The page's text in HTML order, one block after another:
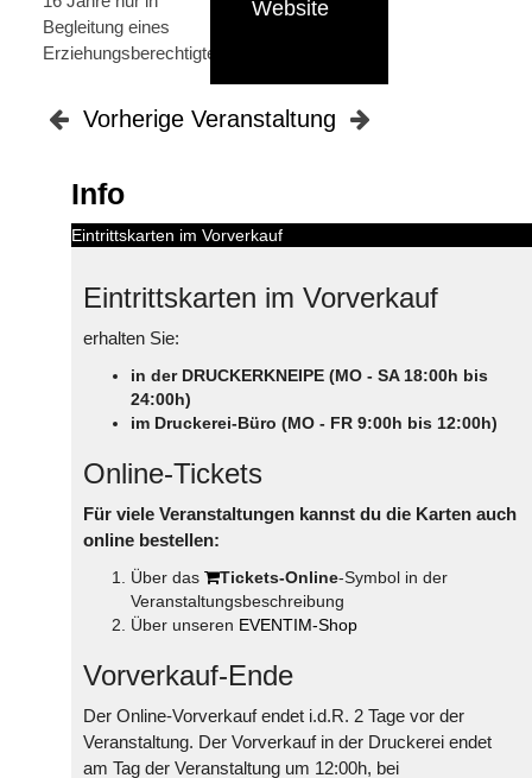
Begleitung eines
Erziehungsberechtigten.
Website
Vorherige Veranstaltung
Info
Eintrittskarten im Vorverkauf
Eintrittskarten im Vorverkauf
erhalten Sie:
in der DRUCKERKNEIPE (MO - SA 18:00h bis
24:00h)
im Druckerei-Büro (MO - FR 9:00h bis 12:00h)
Online-Tickets
Für viele Veranstaltungen kannst du die Karten auch
online bestellen:
Über das Tickets-Online-Symbol in der
Veranstaltungsbeschreibung
Über unseren EVENTIM-Shop
Vorverkauf-Ende
Der Online-Vorverkauf endet i.d.R. 2 Tage vor der
Veranstaltung. Der Vorverkauf in der Druckerei endet
am Tag der Veranstaltung um 12:00h, bei